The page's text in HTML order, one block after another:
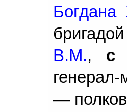
Богдана
В.М., с
—